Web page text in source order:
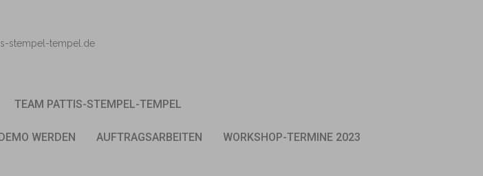
TEAM PATTIS-STEMPEL-TEMPEL
WERDEN AUFTRAGSARBEITEN WORKSHOP-TERMINE 2023